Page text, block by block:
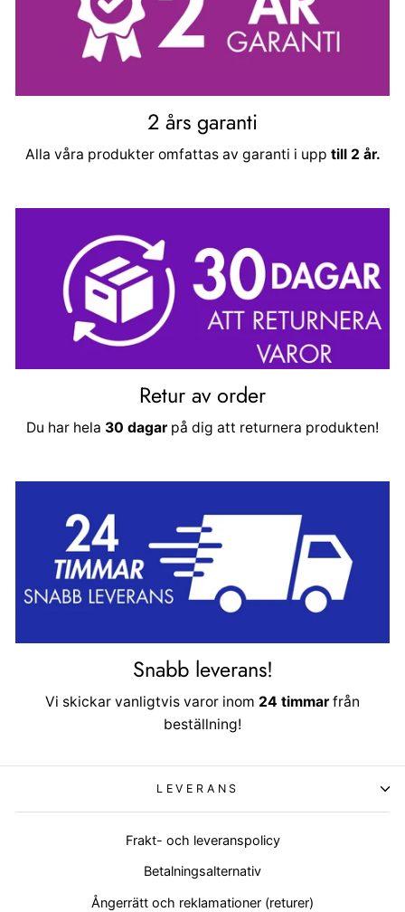
2 års garanti
Alla våra produkter omfattas av garanti i upp till 2 år.
Retur av order
Du har hela 30 dagarpå dig att returnera produkten!
Snabb leverans!
Vi skickar vanligtvis varor inom 24 timmarfrån
beställning!
LEVERANS
Frakt- och leveranspolicy
Betalningsalternativ
Ångerrätt och reklamationer (returer)